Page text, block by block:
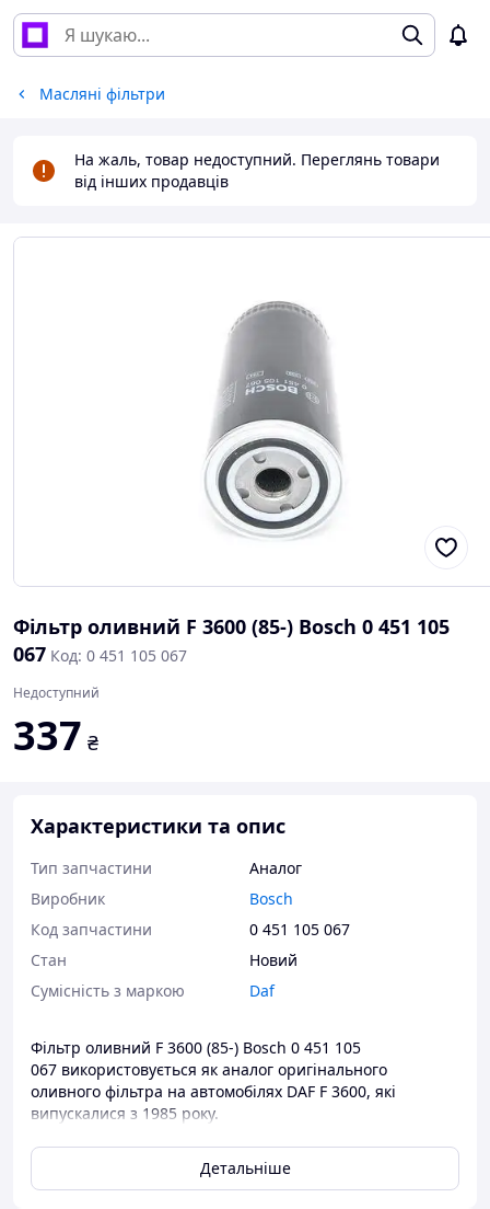
Масляні фільтри
На жаль, товар недоступний. Переглянь товари
від інших продавців
Фільтр оливний F 3600 (85-) Bosch 0 451 105
067 Код: 0 451 105 067
Недоступний
337 ₴
Характеристики та опис
Тип запчастини
Аналог
Виробник
Bosch
Код запчастини
0 451 105 067
Стан
Новий
Сумісність з маркою
Daf
Фільтр оливний F 3600 (85-) Bosch 0 451 105
067 використовується як аналог оригінального
оливного фільтра на автомобілях DAF F 3600, які
випускалися з 1985 року.
Оливні фільтри ви завжди можете придбати в нашому
інтернет-магазині за найдоступнішими цінами.
Детальніше